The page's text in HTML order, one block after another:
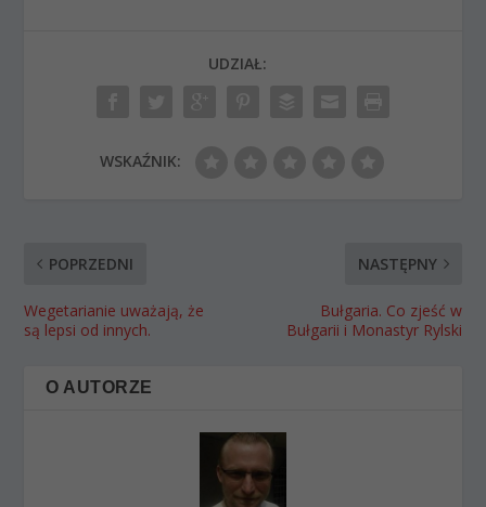
UDZIAŁ:
WSKAŹNIK:
POPRZEDNI
Wegetarianie uważają, że
są lepsi od innych.
NASTĘPNY
Bułgaria. Co zjeść w
Bułgarii i Monastyr Rylski
O AUTORZE